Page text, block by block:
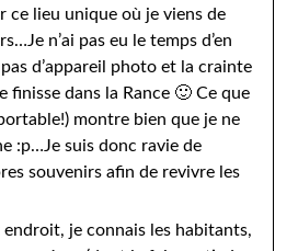
ce lieu unique où je viens de
n’ai pas eu le temps d’en
d’appareil photo et la crainte
finisse dans la Rance 🙂 Ce que
montre bien que je ne
:p…Je suis donc ravie de
souvenirs afin de revivre les
je connais les habitants,